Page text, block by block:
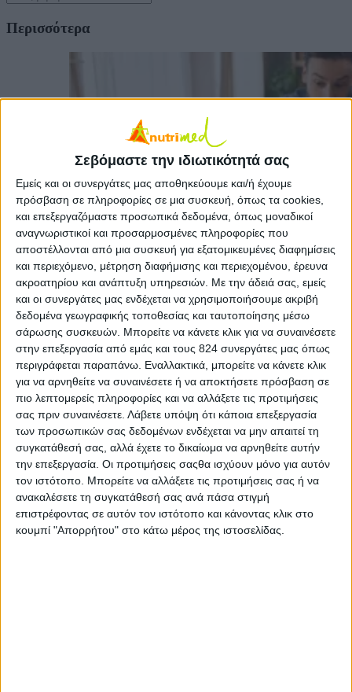
Σεβόμαστε την ιδιωτικότητά σας
Εμείς και οι συνεργάτες μας αποθηκεύουμε και/ή έχουμε
πρόσβαση σε πληροφορίες σε μια συσκευή, όπως τα cookies,
και επεξεργαζόμαστε προσωπικά δεδομένα, όπως μοναδικοί
αναγνωριστικοί και προσαρμοσμένες πληροφορίες που
αποστέλλονται από μια συσκευή για εξατομικευμένες διαφημίσεις
και περιεχόμενο, μέτρηση διαφήμισης και περιεχομένου, έρευνα
ακροατηρίου και ανάπτυξη υπηρεσιών. Με την άδειά σας, εμείς
και οι συνεργάτες μας ενδέχεται να χρησιμοποιήσουμε ακριβή
δεδομένα γεωγραφικής τοποθεσίας και ταυτοποίησης μέσω
σάρωσης συσκευών. Μπορείτε να κάνετε κλικ για να συναινέσετε
στην επεξεργασία από εμάς και τους 824 συνεργάτες μας όπως
περιγράφεται παραπάνω. Εναλλακτικά, μπορείτε να κάνετε κλικ
για να αρνηθείτε να συναινέσετε ή να αποκτήσετε πρόσβαση σε
πιο λεπτομερείς πληροφορίες και να αλλάξετε τις προτιμήσεις
σας πριν συναινέσετε. Λάβετε υπόψη ότι κάποια επεξεργασία
των προσωπικών σας δεδομένων ενδέχεται να μην απαιτεί τη
συγκατάθεσή σας, αλλά έχετε το δικαίωμα να αρνηθείτε αυτήν
την επεξεργασία. Οι προτιμήσεις σαςθα ισχύουν μόνο για αυτόν
τον ιστότοπο. Μπορείτε να αλλάξετε τις προτιμήσεις σας ή να
ανακαλέσετε τη συγκατάθεσή σας ανά πάσα στιγμή
επιστρέφοντας σε αυτόν τον ιστότοπο και κάνοντας κλικ στο
κουμπί "Απορρήτου" στο κάτω μέρος της ιστοσελίδας.
Περισσότερα
Υγεία, διατροφή & lifestyle
Διατροφή 2.0: τα τρόφιμα του μέλλοντος
18 Μάι